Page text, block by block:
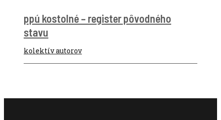
ppú kostolné – register pôvodného
stavu
kolektív autorov